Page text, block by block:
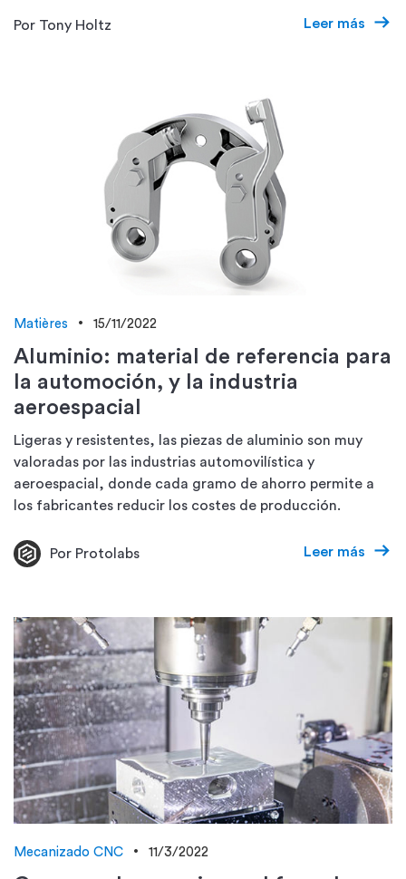
Por Tony Holtz Leer más
Matières 15/11/2022
Aluminio: material de referencia para
la automoción, y la industria
aeroespacial
Ligeras y resistentes, las piezas de aluminio son muy
valoradas por las industrias automovilística y
aeroespacial, donde cada gramo de ahorro permite a
los fabricantes reducir los costes de producción.
Por Protolabs Leer más
Mecanizado CNC 11/3/2022